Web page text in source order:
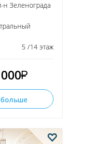
н Зеленограда
5 /14 этаж
больше